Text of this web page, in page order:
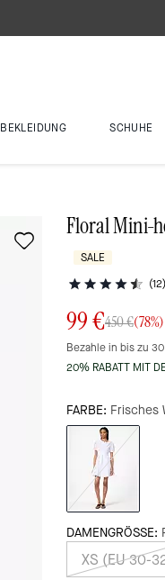
BEKLEIDUNG SCHUHE
Floral Mini-
SALE
(12)
99 €450 €(78%)
Bezahle in bis zu
20% RABATT MIT
FARBE: Frisches
DAMENGRÖSSE:
XS (EU 30-